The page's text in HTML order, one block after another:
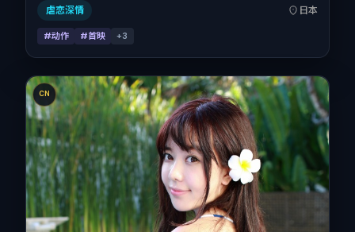
的观众。
虐恋深情 日本
#动作 #首映 +3
CN